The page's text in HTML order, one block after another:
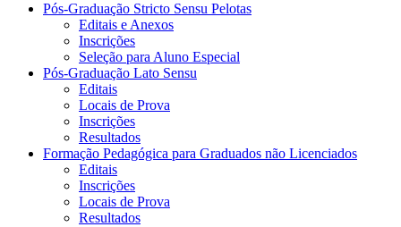
Pós-Graduação Stricto Sensu Pelotas
Editais e Anexos
Inscrições
Seleção para Aluno Especial
Pós-Graduação Lato Sensu
Editais
Locais de Prova
Inscrições
Resultados
Formação Pedagógica para Graduados não Licenciados
Editais
Inscrições
Locais de Prova
Resultados